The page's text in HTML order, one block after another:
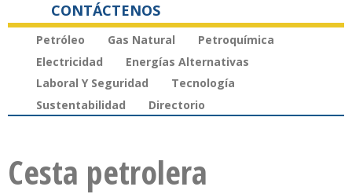
CONTÁCTENOS
Petróleo Gas Natural
Petroquímica
Electricidad
Energías Alternativas
Laboral Y Seguridad
Tecnología
Sustentabilidad
Directorio
Cesta petrolera